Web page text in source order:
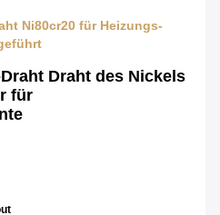
Ni80cr20 für Heizungs-
Draht des Nickels
für